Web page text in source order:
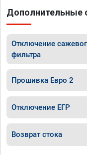
Дополнительные
Отключение
фильтра
Прошивка Евро 2
Отключение ЕГР
Возврат стока